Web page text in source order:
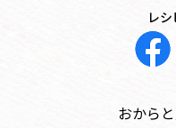
レ
おから